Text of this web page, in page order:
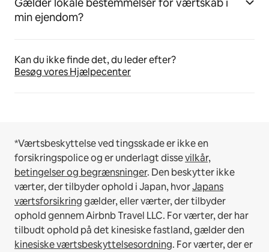
Gælder lokale bestemmelser for værtskab i
min ejendom?
Kan du ikke finde det, du leder efter?
Besøg vores Hjælpecenter
*Værtsbeskyttelse ved tingsskade er ikke en
forsikringspolice og er underlagt dissevilkår,
betingelser og begrænsninger. Den beskytter ikke
værter, der tilbyder ophold i Japan, hvorJapans
værtsforsikringgælder, eller værter, der tilbyder
ophold gennem Airbnb Travel LLC. For værter, der har
tilbudt ophold på det kinesiske fastland, gælder den
kinesiske værtsbeskyttelsesordning. For værter, der er